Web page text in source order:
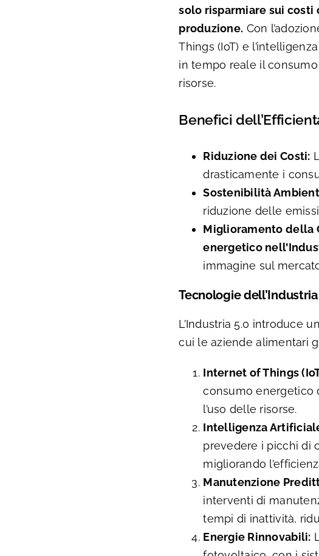
solo risparmiare sui costi
produzione. Con
Things (IoT) e
in tempo reale il
risorse.
Benefici
Riduzione dei Costi:
drasticamente i
Sostenibilità
riduzione delle
Miglioramento della
energetico
immagine sul
Tecnologie
L’Industria 5.0 introduce
cui le aziende alimentari
Internet of Things
consumo energetico
l’uso delle risorse.
Intelligenza
prevedere i picchi di
migliorando
Manutenzione
interventi di
tempi di inattività,
Energie Rinnovabili: